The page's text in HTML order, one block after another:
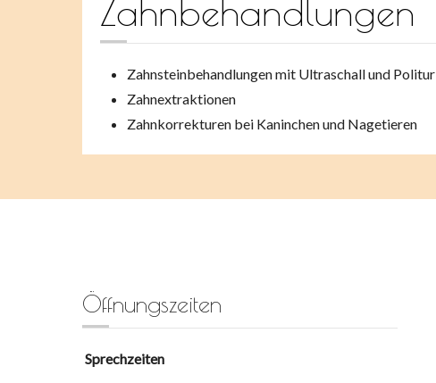
Zahnbehandlungen
Zahnsteinbehandlungen mit Ultraschall und Politur
Zahnextraktionen
Zahnkorrekturen bei Kaninchen und Nagetieren
Öffnungszeiten
Sprechzeiten